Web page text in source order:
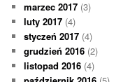
marzec 2017 (3)
luty 2017 (4)
styczeń 2017 (4)
grudzień 2016 (2)
listopad 2016 (4)